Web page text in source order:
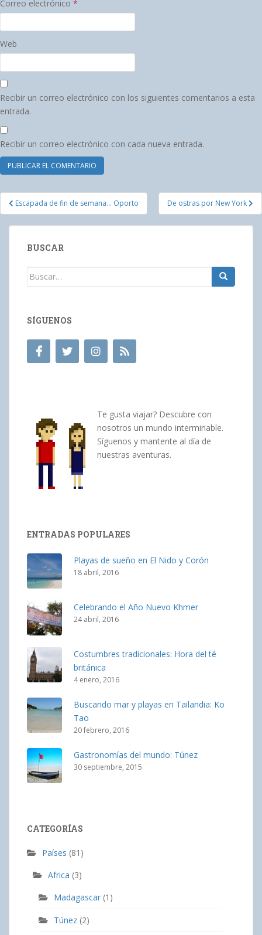
Correo electrónico *
Web
Recibir un correo electrónico con los siguientes comentarios a esta
entrada.
Recibir un correo electrónico con cada nueva entrada.
Navegación
de
entradas
Escapada de fin de semana… Oporto De ostras por New York
BUSCAR
Buscar:
SÍGUENOS
Te gusta viajar? Descubre con
nosotros un mundo interminable.
Síguenos y mantente al día de
nuestras aventuras.
ENTRADAS POPULARES
Playas de sueño en El Nido y Corón
18 abril, 2016
Celebrando el Año Nuevo Khmer
24 abril, 2016
Costumbres tradicionales: Hora del té
británica
4 enero, 2016
Buscando mar y playas en Tailandia: Ko
Tao
20 febrero, 2016
Gastronomías del mundo: Túnez
30 septiembre, 2015
CATEGORÍAS
Países (81)
Africa (3)
Madagascar (1)
Túnez (2)